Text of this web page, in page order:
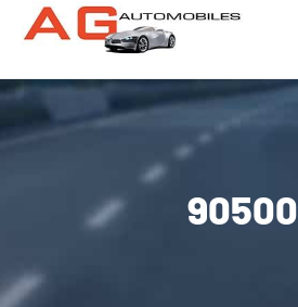
ACCUEIL
ENTRETIEN / MÉCANIQUE
CARROSSERIE / VITRAGE
90500